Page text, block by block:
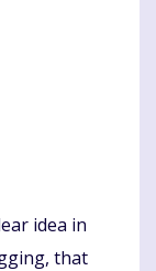
idea in
that